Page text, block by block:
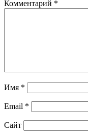
Комментарий *
Имя *
Email *
Сайт